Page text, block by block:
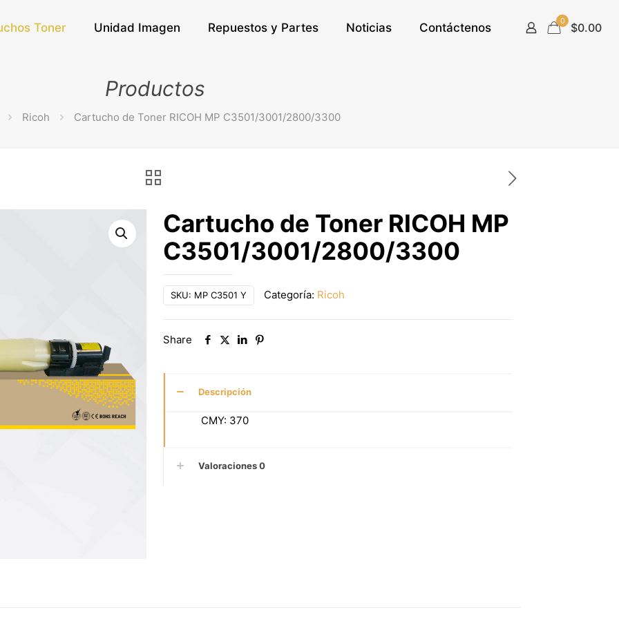
Toner Unidad Imagen Repuestos y Partes Noticias Contáctenos 0 $0.00
Productos
Ricoh Cartucho de Toner RICOH MP C3501/3001/2800/3300
Cartucho de Toner RICOH MP
C3501/3001/2800/3300
SKU: MP C3501 Y Categoría: Ricoh
Share
Descripción
CMY: 370
Valoraciones0